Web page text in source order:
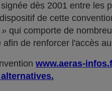
dès 2001 entre les
de cette
qui comporte de
de renforcer l'accès
www.aeras-